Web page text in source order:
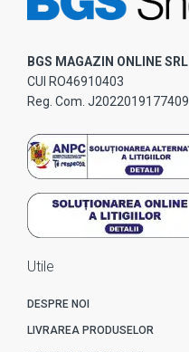
BGS MAGAZIN ONLINE SRL
CUI RO46910403
Reg. Com. J2022019177409
Utile
DESPRE NOI
LIVRAREA PRODUSELOR